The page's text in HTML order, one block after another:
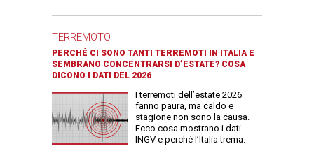
TERREMOTO
PERCHÉ CI SONO TANTI TERREMOTI IN ITALIA E
SEMBRANO CONCENTRARSI D’ESTATE? COSA
DICONO I DATI DEL 2026
I terremoti dell’estate 2026
fanno paura, ma caldo e
stagione non sono la causa.
Ecco cosa mostrano i dati
INGV e perché l’Italia trema.